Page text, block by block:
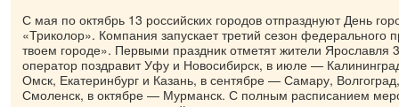
С мая по октябрь 13 российских городов отпразднуют День
«Триколор». Компания запускает третий сезон федерального
твоем городе». Первыми праздник отметят жители
оператор поздравит Уфу и Новосибирск, в июле —
Омск, Екатеринбург и Казань, в сентябре — Самару,
Смоленск, в октябре — Мурманск. С полным расписанием